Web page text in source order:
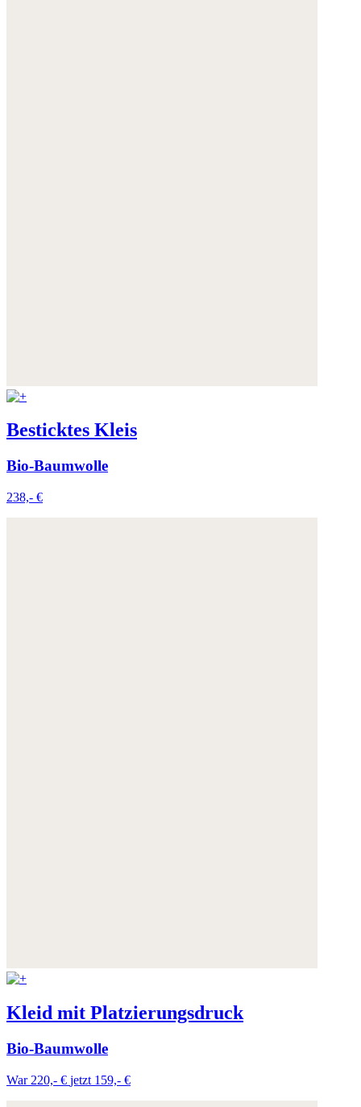
Besticktes Kleis
Bio-Baumwolle
238,- €
Kleid mit Platzierungsdruck
Bio-Baumwolle
War 220,- € jetzt 159,- €